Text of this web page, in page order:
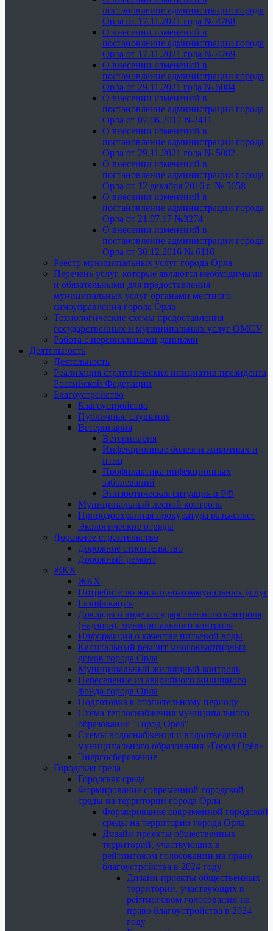
постановление администрации города
Орла от 17.11.2021 года № 4768
О внесении изменений в
постановление администрации города
Орла от 17.11.2021 года № 4769
О внесении изменений в
постановление администрации города
Орла от 29.11.2021 года № 5084
О внесении изменений в
постановление администрации города
Орла от 07.06.2017 №2411
О внесении изменений в
постановление администрации города
Орла от 29.11.2021 года № 5082
О внесении изменений в
постановление администрации города
Орла от 12 декабря 2016 г. № 5658
О внесении изменений в
постановление администрации города
Орла от 21.07.17 №3274
О внесении изменений в
постановление администрации города
Орла от 30.12.2016 № 6116
Реестр муниципальных услуг города Орла
Перечень услуг, которые являются необходимыми
и обязательными для предоставления
муниципальных услуг органами местного
самоуправления города Орла
Технологические схемы предоставления
государственных и муниципальных услуг ОМСУ
Работа с персональными данными
Деятельность
Деятельность
Реализация стратегических инициатив президента
Российской Федерации
Благоустройство
Благоустройство
Публичные слушания
Ветеринария
Ветеринария
Инфекционные болезни животных и
птиц
Профилактика инфекционных
заболеваний
Эпизоотическая ситуация в РФ
Муниципальный лесной контроль
Природоохранная прокуратура разъясняет
Экологические отряды
Дорожное строительство
Дорожное строительство
Дорожный ремонт
ЖКХ
ЖКХ
Потребителю жилищно-коммунальных услуг
Газификация
Доклады о виде государственного контроля
(надзора), муниципального контроля
Информация о качестве питьевой воды
Капитальный ремонт многоквартирных
домов города Орла
Муниципальный жилищный контроль
Переселение из аварийного жилищного
фонда города Орла
Подготовка к отопительному периоду
Схема теплоснабжения муниципального
образования "Город Орёл"
Схемы водоснабжения и водоотведения
муниципального образования «Город Орёл»
Энергосбережение
Городская среда
Городская среда
Формирование современной городской
среды на территории города Орла
Формирование современной городской
среды на территории города Орла
Дизайн-проекты общественных
территорий, участвующих в
рейтинговом голосовании на право
благоустройства в 2024 году
Дизайн-проекты общественных
территорий, участвующих в
рейтинговом голосовании на
право благоустройства в 2024
году